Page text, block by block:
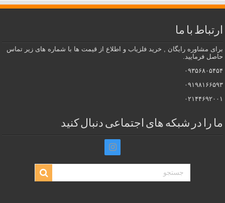
ارتباط با ما
برای مشاوره رایگان , خرید فلزیاب و اطلاع از قیمت ها با شماره های زیر تماس
حاصل فرمایید.
۰۹۳۵۶۸۰۵۴۵۴
۰۹۱۹۸۱۶۶۵۹۳
۰۲۱۴۴۶۹۲۰۰۱
ما را در شبکه های اجتماعی دنبال کنید